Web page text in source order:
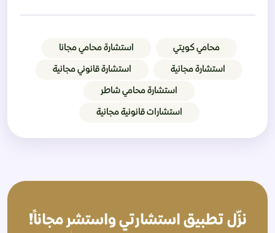
محامي كويتي استشارة محامي مجانا
استشارة مجانية استشارة قانوني مجانية
استشارة محامي شاطر
استشارات قانونية مجانية
نزّل تطبيق استشارتي واستشر مجاناً!